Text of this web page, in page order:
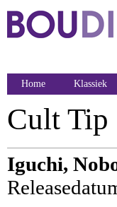
Home Klassiek
Cult Tip
Iguchi,